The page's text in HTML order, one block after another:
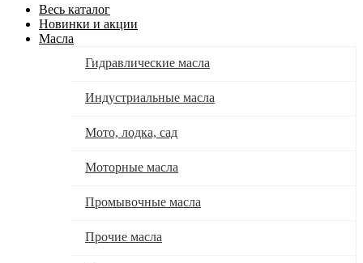
Весь каталог
Новинки и акции
Масла
Гидравлические масла
Индустриальные масла
Мото, лодка, сад
Моторные масла
Промывочные масла
Прочие масла